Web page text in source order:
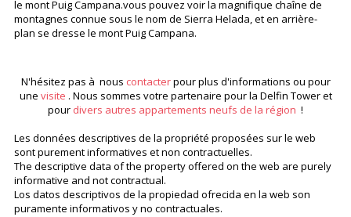
le mont Puig Campana.vous pouvez voir la magnifique chaîne de
montagnes connue sous le nom de Sierra Helada, et en arrière-
plan se dresse le mont Puig Campana.
N'hésitez pas à nous contacterpour plus d'informations ou pour
une visite . Nous sommes votre partenaire pour la Delfin Tower et
pour divers autres appartements neufs de la région !
Les données descriptives de la propriété proposées sur le web
sont purement informatives et non contractuelles.
The descriptive data of the property offered on the web are purely
informative and not contractual.
Los datos descriptivos de la propiedad ofrecida en la web son
puramente informativos y no contractuales.